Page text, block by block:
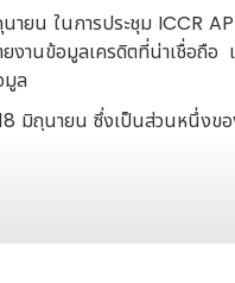
นายน ในการประชุม
งานข้อมูลเครดิตที่น่าเชื่อถือ
มูล
มิถุนายน ซึ่งเป็นส่วนหนึ่ง
จะร่วมแลกเปลี่ยนทร
(ธรรมาภิบาลข้อ